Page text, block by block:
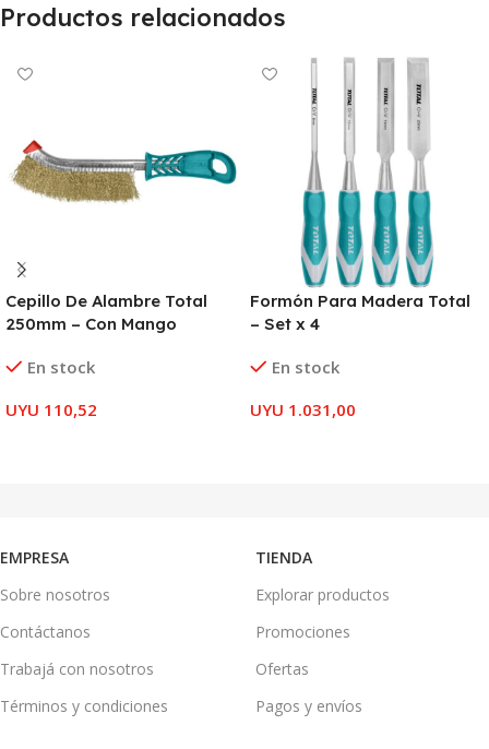
Productos relacionados
Cepillo De Alambre Total
250mm – Con Mango
En stock
UYU 110,52
Formón Para Madera Total
– Set x 4
En stock
UYU 1.031,00
EMPRESA
Sobre nosotros
Contáctanos
Trabajá con nosotros
Términos y condiciones
TIENDA
Explorar productos
Promociones
Ofertas
Pagos y envíos